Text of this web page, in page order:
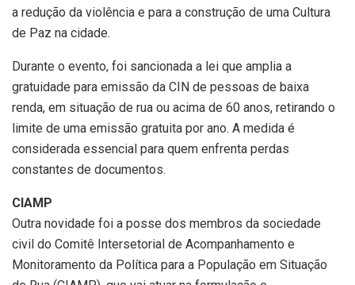
a redução da violência e para a construção de uma Cultura
de Paz na cidade.
Durante o evento, foi sancionada a lei que amplia a
gratuidade para emissão da CIN de pessoas de baixa
renda, em situação de rua ou acima de 60 anos, retirando o
limite de uma emissão gratuita por ano. A medida é
considerada essencial para quem enfrenta perdas
constantes de documentos.
CIAMP
Outra novidade foi a posse dos membros da sociedade
civil do Comitê Intersetorial de Acompanhamento e
Monitoramento da Política para a População em Situação